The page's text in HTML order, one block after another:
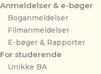
Anmeldelser & e-bøger
Boganmeldelser
Filmanmeldelser
E-bøger & Rapporter
For studerende
Unikke BA